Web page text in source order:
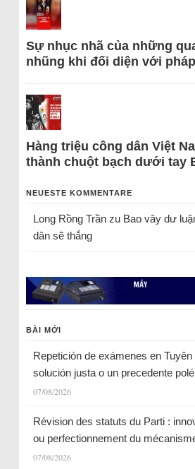
Sự nhục nhã của những
nhũng khi đối diện với
Hàng triệu công dân Việt
thành chuột bạch dưới tay
NEUESTE KOMMENTARE
Long Rồng Trầnzu Bao vây dư
dân sẽ thắng
BÀI MỚI
Repetición de exámenes en
solución justa o un precedente
07/08/2026
Révision des statuts du Parti :
ou perfectionnement du
07/08/2026